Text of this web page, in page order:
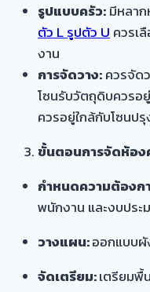
รูปแบบครัว:มีหลา
ตัว L รูปตัว Uควรเ
งาน
การจัดวาง:ควรจัด
โซนรับวัตถุดิบควรอ
ควรอยู่ใกล้กับโซนปรุ
ขั้นตอนการจัดห้อง
กำหนดความต้องก
พนักงาน และงบปร
วางแผน:ออกแบบ
จัดเตรียม:เตรียมพื้